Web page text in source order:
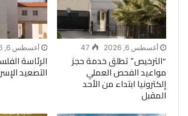
أغسطس 6, 2026 47
“الترخيص” تطلق خدمة حجز
مواعيد الفحص العملي
إلكترونيا ابتداء من الأحد
المقبل
أغسطس 6, 2026
الرئاسة
التصعيد